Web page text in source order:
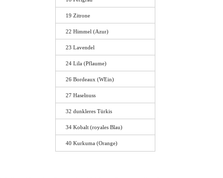
19 Zitrone
22 Himmel (Azur)
23 Lavendel
24 Lila (Pflaume)
26 Bordeaux (WEin)
27 Haselnuss
32 dunkleres Türkis
34 Kobalt (royales Blau)
40 Kurkuma (Orange)